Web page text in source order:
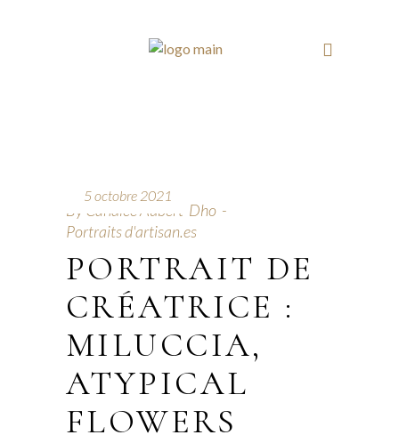
5 octobre 2021
By Candice Aubert-Dho
Portraits d'artisan.es
PORTRAIT DE
CRÉATRICE :
MILUCCIA,
ATYPICAL
FLOWERS